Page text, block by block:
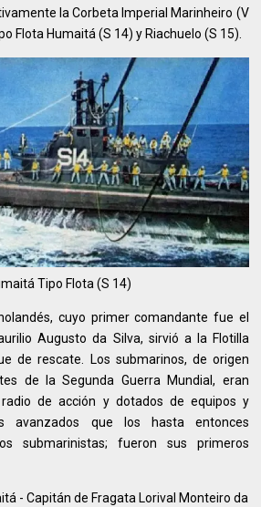
la Corbeta Imperial Marinheiro (V
Flota Humaitá (S 14) y Riachuelo (S 15).
Tipo Flota (S 14)
cuyo primer comandante fue el
Augusto da Silva, sirvió a la Flotilla
de rescate. Los submarinos, de origen
de la Segunda Guerra Mundial, eran
de acción y dotados de equipos y
avanzados que los hasta entonces
submarinistas; fueron sus primeros
- Capitán de Fragata Lorival Monteiro da